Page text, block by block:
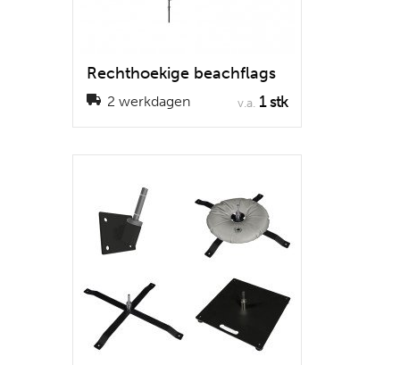
Rechthoekige beachflags
2 werkdagen v.a. 1 stk